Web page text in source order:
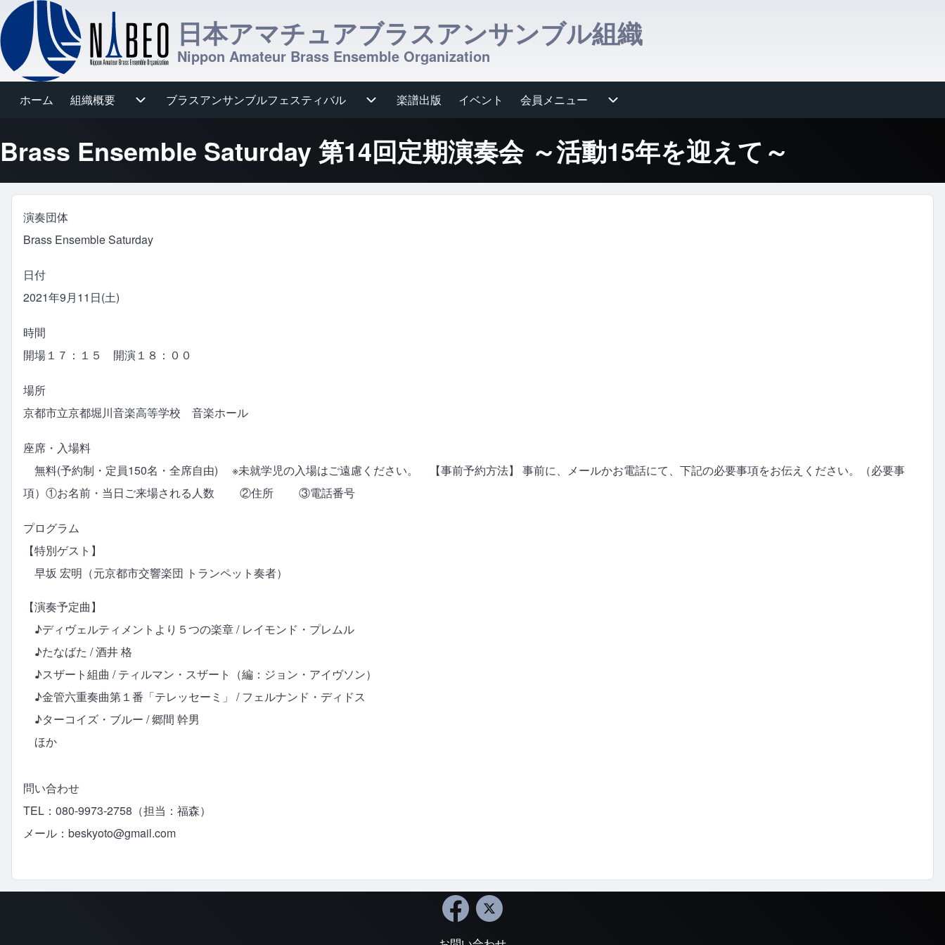
日本アマチュアブラスアンサンブル組織
Nippon Amateur Brass Ensemble Organization
メインナビゲーション
ホーム 組織概要
組織概要 sub-navigationブラスアンサンブルフェスティバル
ブラスアンサンブルフェスティバル sub-navigation
楽譜出版 イベント 会員メニュー
会員メニュー sub-navigation
Brass Ensemble Saturday 第14回定期演奏会 ～活動15年を迎えて～
演奏団体
Brass Ensemble Saturday
日付
2021年9月11日(土)
時間
開場１７：１５ 開演１８：００
場所
京都市立京都堀川音楽高等学校 音楽ホール
座席・入場料
無料(予約制・定員150名・全席自由) ※未就学児の入場はご遠慮ください。 【事前予約方法】 事前に、メールかお電話にて、下記の必要事項をお伝えください。（必要事
項）①お名前・当日ご来場される人数 ②住所 ③電話番号
プログラム
【特別ゲスト】
早坂 宏明（元京都市交響楽団 トランペット奏者）
【演奏予定曲】
♪ディヴェルティメントより５つの楽章 / レイモンド・プレムル
♪たなばた / 酒井 格
♪スザート組曲 / ティルマン・スザート（編：ジョン・アイヴソン）
♪金管六重奏曲第１番「テレッセーミ」 / フェルナンド・ディドス
♪ターコイズ・ブルー / 郷間 幹男
ほか
問い合わせ
TEL：080-9973-2758（担当：福森）
メール： beskyoto@gmail.com